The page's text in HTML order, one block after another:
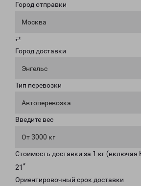
Город отправки
Москва
⇄
Город доставки
Энгельс
Тип перевозки
Автоперевозка
Введите вес
От 3000 кг
Стоимость доставки за 1 кг
21 *
Ориентировочный срок доставки